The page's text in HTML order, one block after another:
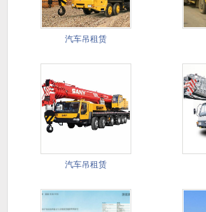
汽车吊租赁
汽车吊租赁